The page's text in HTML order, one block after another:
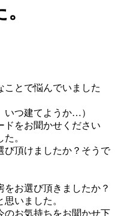
ことで悩んでいました
いつ建てようか…）
ドをお聞かせください
。
び頂けましたか？そうで
お選び頂きましたか？
いました。
のお気持ちをお聞かせ下